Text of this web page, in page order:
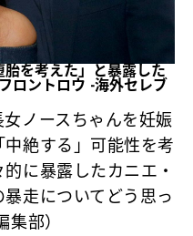
を考えた」と暴露した
ロントロウ -海外セレブ
ノースちゃんを妊娠
絶する」可能性を考
に暴露したカニエ・
走についてどう思っ
部）